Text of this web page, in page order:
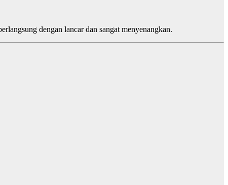
dengan lancar dan sangat menyenangkan.